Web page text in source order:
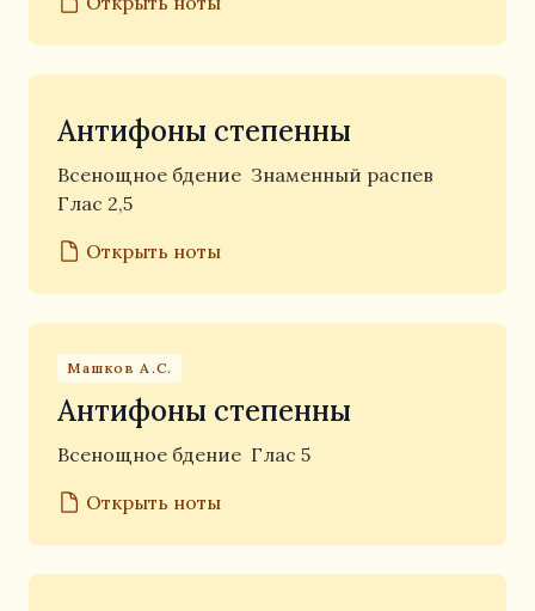
Антифоны степенны
Всенощное бдение Знаменный распев
Глас 2,5
Открыть ноты
Машков А.С.
Антифоны степенны
Всенощное бдение Глас 5
Открыть ноты